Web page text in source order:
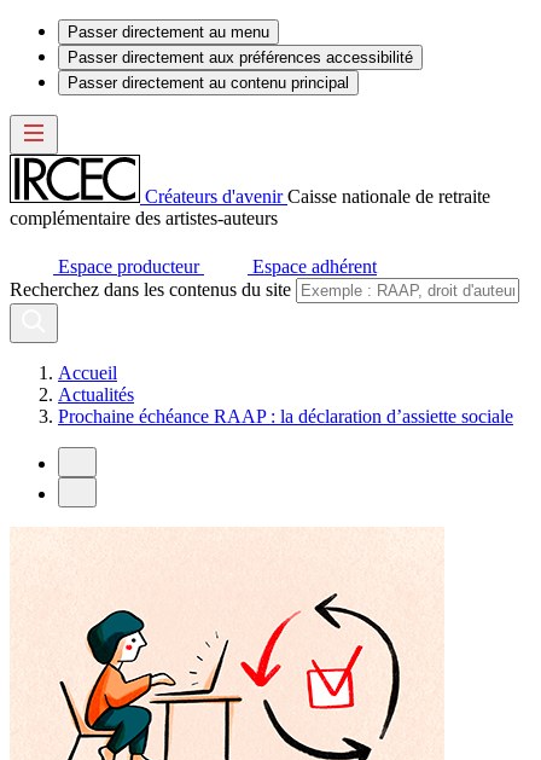
Passer directement au menu
Passer directement aux préférences accessibilité
Passer directement au contenu principal
Créateurs d'avenir Caisse nationale de retraite
complémentaire des artistes-auteurs
Espace producteur
Espace adhérent
Recherchez dans les contenus du site
Accueil
Actualités
Prochaine échéance RAAP : la déclaration d’assiette sociale